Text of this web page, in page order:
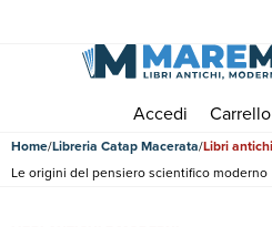
Accedi Carrello
Home Libreria Catap Macerata Libri
Le origini del pensiero scientifico moderno